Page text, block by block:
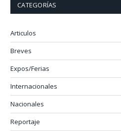
CATEGORÍAS
Articulos
Breves
Expos/Ferias
Internacionales
Nacionales
Reportaje